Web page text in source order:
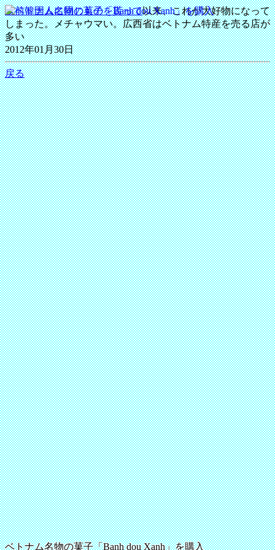
ベトナム名物の菓子「Banh dou Xanh」を購入
以前韓国人に同じものを貰って以来、これが大好物になって
しまった。メチャウマい。広西省はベトナム特産を売る店が
多い
2012年01月30日
戻る